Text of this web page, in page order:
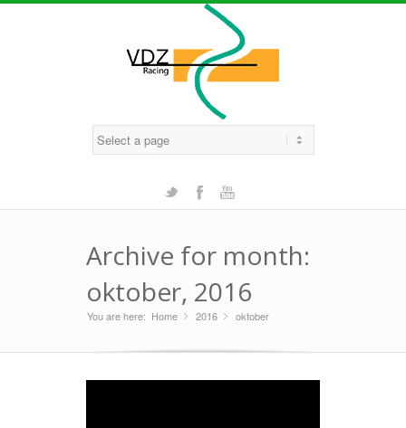
TwitterFacebook
Archive for month:
oktober, 2016
You are here: Home »
2016 »
oktober